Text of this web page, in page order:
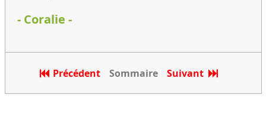
- Coralie -
Précédent Sommaire Suivant